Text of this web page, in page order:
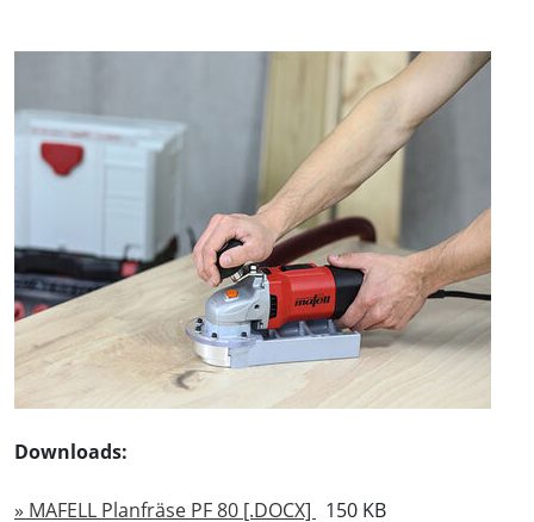
Downloads:
» MAFELL Planfräse PF 80 [.DOCX]
150 KB